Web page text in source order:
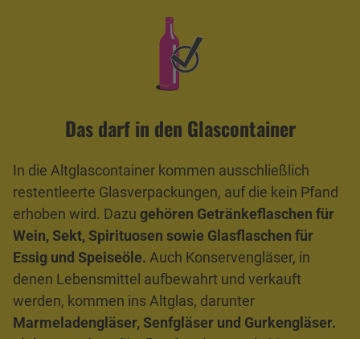
Das darf in den Glascontainer
In die Altglascontainer kommen ausschließlich
restentleerte Glasverpackungen, auf die kein Pfand
erhoben wird. Dazu gehören Getränkeflaschen für
Wein, Sekt, Spirituosen sowie Glasflaschen für
Essig und Speiseöle. Auch Konservengläser, in
denen Lebensmittel aufbewahrt und verkauft
werden, kommen ins Altglas, darunter
Marmeladengläser, Senfgläser und Gurkengläser.